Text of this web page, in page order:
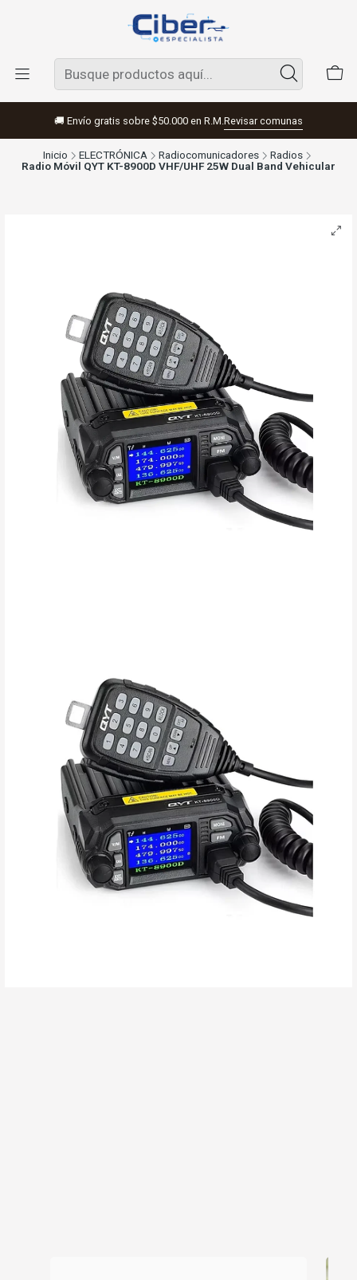
🚚 Envío gratis sobre $50.000 en R.M. Revisar comunas
Inicio ELECTRÓNICA Radiocomunicadores
Radios
Radio Móvil QYT KT-8900D VHF/UHF 25W Dual Band Vehicular